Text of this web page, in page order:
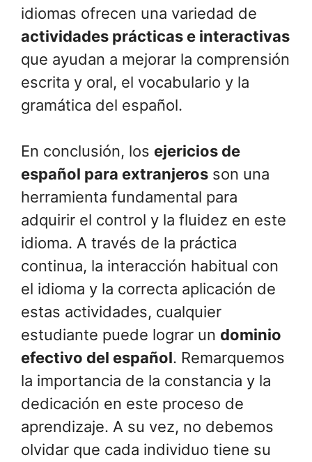
idiomas ofrecen una variedad de
actividades prácticas e interactivas
que ayudan a mejorar la comprensión
escrita y oral, el vocabulario y la
gramática del español.
En conclusión, los ejericios de
español para extranjeros son una
herramienta fundamental para
adquirir el control y la fluidez en este
idioma. A través de la práctica
continua, la interacción habitual con
el idioma y la correcta aplicación de
estas actividades, cualquier
estudiante puede lograr un dominio
efectivo del español. Remarquemos
la importancia de la constancia y la
dedicación en este proceso de
aprendizaje. A su vez, no debemos
olvidar que cada individuo tiene su